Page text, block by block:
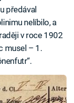
předával
nelíbilo, a
v roce 1902
musel – 1.